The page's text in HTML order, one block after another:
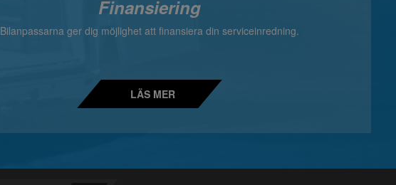
Finansiering
Bilanpassarna ger dig möjlighet att finansiera din serviceinredning.
LÄS MER